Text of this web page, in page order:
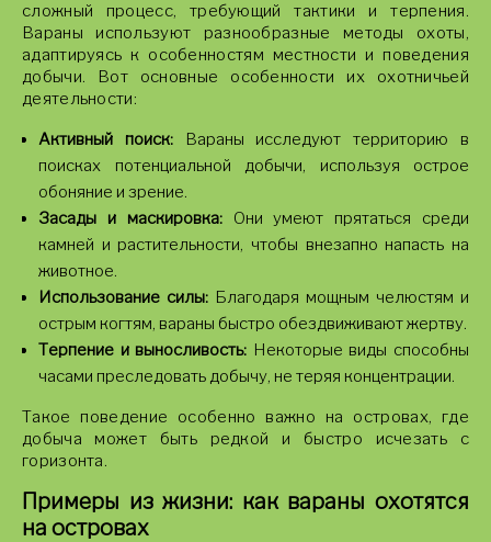
сложный процесс, требующий тактики и терпения.
Вараны используют разнообразные методы охоты,
адаптируясь к особенностям местности и поведения
добычи. Вот основные особенности их охотничьей
деятельности:
Активный поиск:Вараны исследуют территорию в
поисках потенциальной добычи, используя острое
обоняние и зрение.
Засады и маскировка:Они умеют прятаться среди
камней и растительности, чтобы внезапно напасть на
животное.
Использование силы: Благодаря мощным челюстям и
острым когтям, вараны быстро обездвиживают жертву.
Терпение и выносливость: Некоторые виды способны
часами преследовать добычу, не теряя концентрации.
Такое поведение особенно важно на островах, где
добыча может быть редкой и быстро исчезать с
горизонта.
Примеры из жизни: как вараны охотятся
на островах